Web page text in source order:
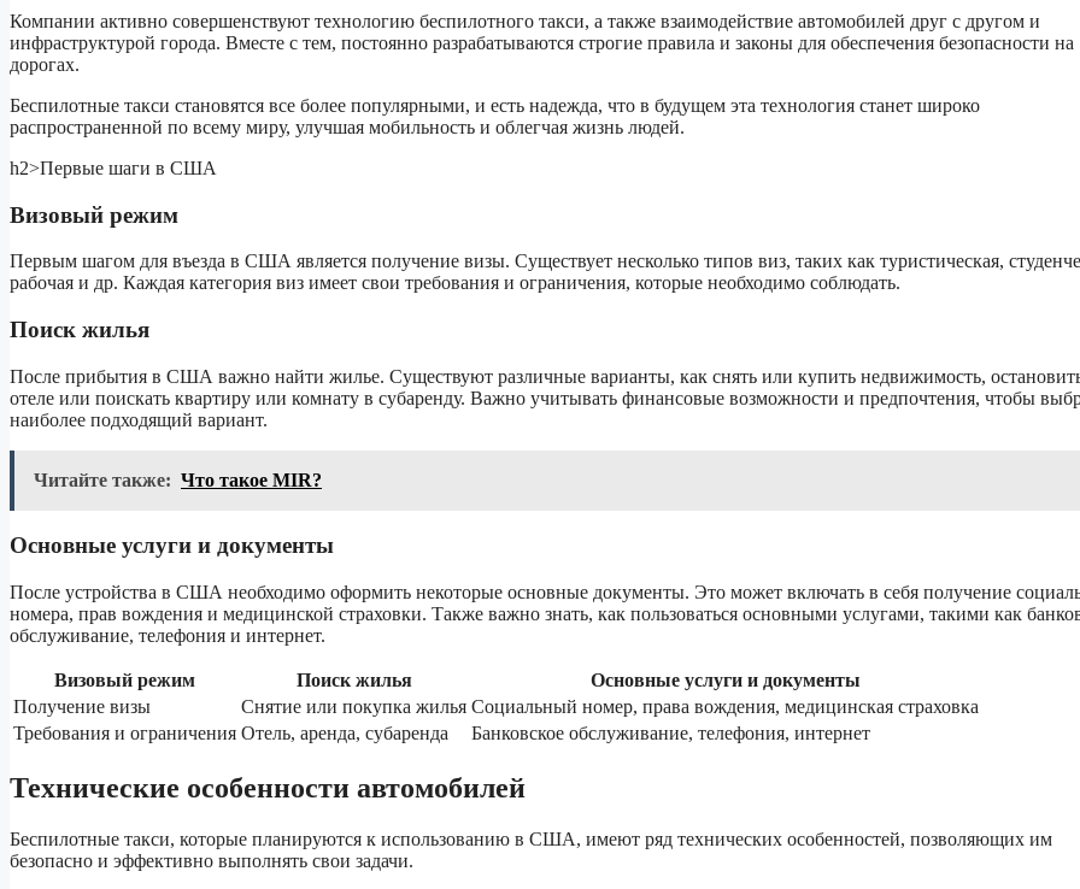
Компании активно совершенствуют технологию беспилотного такси, а также взаимодействие автомобилей друг с другом и
инфраструктурой города. Вместе с тем, постоянно разрабатываются строгие правила и законы для обеспечения безопасности на
дорогах.
Беспилотные такси становятся все более популярными, и есть надежда, что в будущем эта технология станет широко
распространенной по всему миру, улучшая мобильность и облегчая жизнь людей.
h2>Первые шаги в США
Визовый режим
Первым шагом для въезда в США является получение визы. Существует несколько типов виз, таких как туристическая,
рабочая и др. Каждая категория виз имеет свои требования и ограничения, которые необходимо соблюдать.
Поиск жилья
После прибытия в США важно найти жилье. Существуют различные варианты, как снять или купить недвижимость,
отеле или поискать квартиру или комнату в субаренду. Важно учитывать финансовые возможности и предпочтения, чтобы
наиболее подходящий вариант.
Читайте также: Что такое MIR?
Основные услуги и документы
После устройства в США необходимо оформить некоторые основные документы. Это может включать в себя получение
номера, прав вождения и медицинской страховки. Также важно знать, как пользоваться основными услугами, такими как
обслуживание, телефония и интернет.
Визовый режим Поиск жилья
Основные услуги и документы
Получение визы
Снятие или покупка жилья Социальный номер, права вождения, медицинская страховка
Требования и ограничения Отель, аренда, субаренда Банковское обслуживание, телефония, интернет
Технические особенности автомобилей
Беспилотные такси, которые планируются к использованию в США, имеют ряд технических особенностей, позволяющих им
безопасно и эффективно выполнять свои задачи.